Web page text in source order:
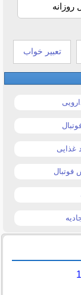
روزانه
تعبیر خواب
غذایی